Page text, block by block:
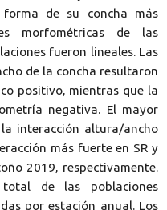
de su concha más
morfométricas de las
fueron lineales. Las
de la concha resultaron
positivo, mientras que la
negativa. El mayor
interacción altura/ancho
más fuerte en SR y
2019, respectivamente.
de las poblaciones
por estación anual. Los